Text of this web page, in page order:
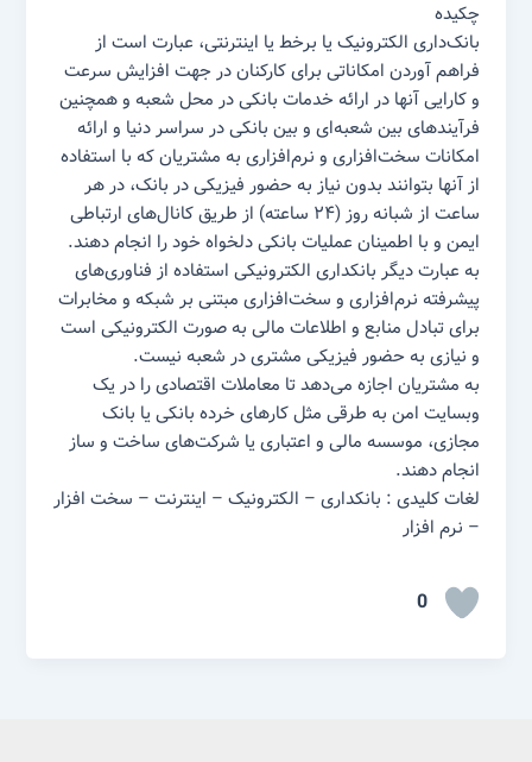
چکیده
بانک‌داری الکترونیک یا برخط یا اینترنتی، عبارت است از
فراهم آوردن امکاناتی برای کارکنان در جهت افزایش سرعت
و کارایی آنها در ارائه خدمات بانکی در محل شعبه و همچنین
فرآیندهای بین شعبه‌ای و بین بانکی در سراسر دنیا و ارائه
امکانات سخت‌افزاری و نرم‌افزاری به مشتریان که با استفاده
از آنها بتوانند بدون نیاز به حضور فیزیکی در بانک، در هر
ساعت از شبانه روز (۲۴ ساعته) از طریق کانال‌های ارتباطی
ایمن و با اطمینان عملیات بانکی دلخواه خود را انجام دهند.
به عبارت دیگر بانکداری الکترونیکی استفاده از فناوری‌های
پیشرفته نرم‌افزاری و سخت‌افزاری مبتنی بر شبکه و مخابرات
برای تبادل منابع و اطلاعات مالی به صورت الکترونیکی است
و نیازی به حضور فیزیکی مشتری در شعبه نیست.
به مشتریان اجازه می‌دهد تا معاملات اقتصادی را در یک
وبسایت امن به طرقی مثل کارهای خرده بانکی یا بانک
مجازی، موسسه مالی و اعتباری یا شرکت‌های ساخت و ساز
انجام دهند.
لغات کلیدی : بانکداری – الکترونیک – اینترنت – سخت افزار
– نرم افزار
0